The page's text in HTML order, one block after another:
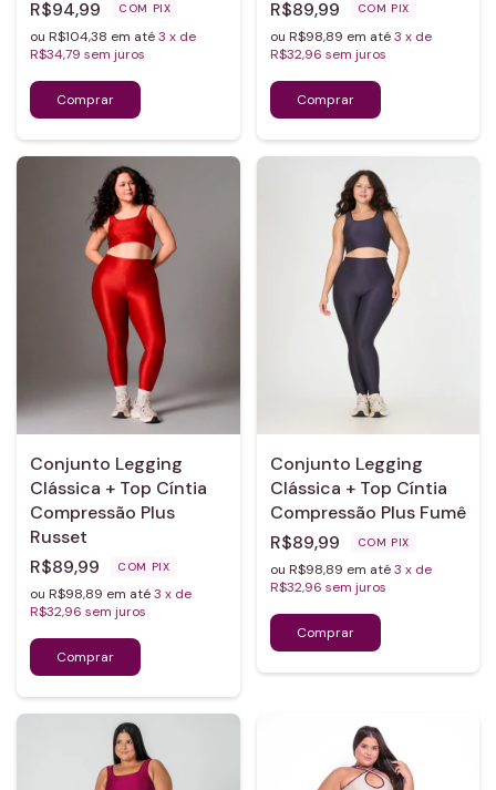
R$94,99 COM PIX
ou R$104,38 em até3 x de
R$34,79 sem juros
R$89,99 COM PIX
ou R$98,89 em até3 x de
R$32,96 sem juros
Conjunto Legging
Clássica + Top Cíntia
Compressão Plus
Russet
R$89,99
COM PIX
ou R$98,89 em até3 x de
R$32,96 sem juros
Conjunto Legging
Clássica + Top Cíntia
Compressão Plus Fumê
R$89,99
COM PIX
ou R$98,89 em até3 x de
R$32,96 sem juros